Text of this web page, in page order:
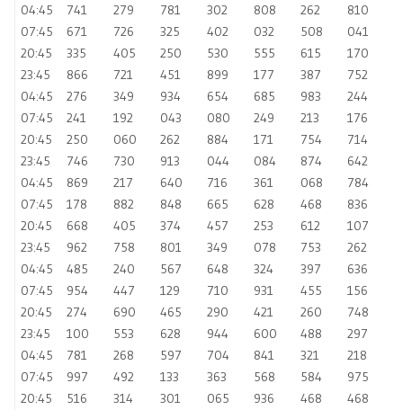
04:45
741 279 781 302 808 262
810
07:45
671 726 325 402 032 508
041
20:45
335 405 250 530 555 615
170
23:45
866 721 451 899 177 387
752
04:45
276 349 934 654 685 983
244
07:45
241 192 043 080 249 213
176
20:45
250 060 262 884 171 754
714
23:45
746 730 913 044 084 874
642
04:45
869 217 640 716 361 068
784
07:45
178 882 848 665 628 468
836
20:45
668 405 374 457 253 612
107
23:45
962 758 801 349 078 753
262
04:45
485 240 567 648 324 397
636
07:45
954 447 129 710 931 455
156
20:45
274 690 465 290 421 260
748
23:45
100 553 628 944 600 488
297
04:45
781 268 597 704 841 321
218
07:45
997 492 133 363 568 584
975
20:45
516 314 301 065 936 468
468